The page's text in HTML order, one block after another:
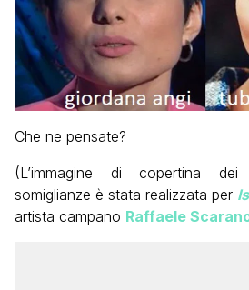
Che ne pensate?
(L’immagine di copertina
somiglianze è stata realizzata per
artista campano Raffaele